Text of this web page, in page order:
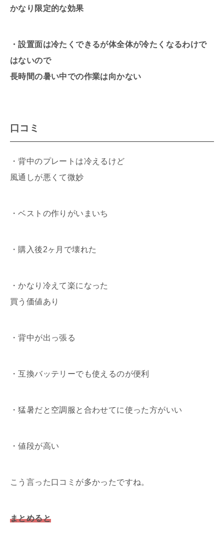
かなり限定的な効果
・設置面は冷たくできるが体全体が冷たくなるわけで
はないので
長時間の暑い中での作業は向かない
口コミ
・背中のプレートは冷えるけど
風通しが悪くて微妙
・ベストの作りがいまいち
・購入後2ヶ月で壊れた
・かなり冷えて楽になった
買う価値あり
・背中が出っ張る
・互換バッテリーでも使えるのが便利
・猛暑だと空調服と合わせてに使った方がいい
・値段が高い
こう言った口コミが多かったですね。
まとめると